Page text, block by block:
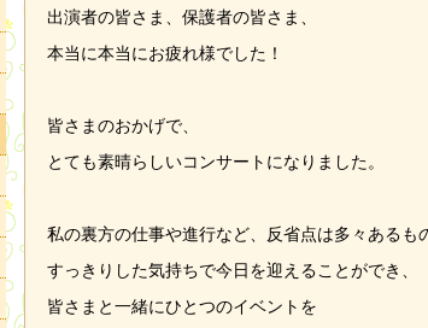
出演者の皆さま、保護者の皆さま、
本当に本当にお疲れ様でした！
皆さまのおかげで、
とても素晴らしいコンサートになりました。
私の裏方の仕事や進行など、反省点は多々あるも
すっきりした気持ちで今日を迎えることができ、
皆さまと一緒にひとつのイベントを